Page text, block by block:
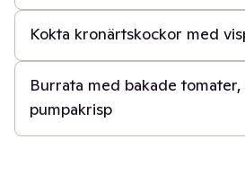
Kokta kronärtskockor med
45 min
Burrata med bakade
pumpakrisp